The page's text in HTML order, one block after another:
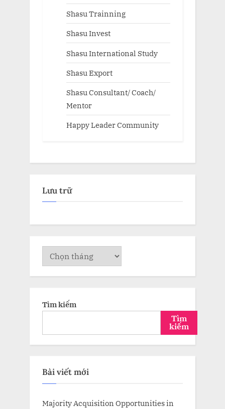
Shasu Trainning
Shasu Invest
Shasu International Study
Shasu Export
Shasu Consultant/ Coach/
Mentor
Happy Leader Community
Lưu trữ
Lưu
trữ
Tìm kiếm
Tìm
kiếm
Bài viết mới
Majority Acquisition Opportunities in